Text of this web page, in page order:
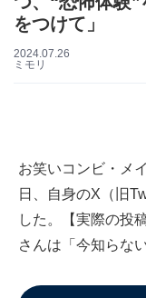
をつけて」
2024.07.26
ミモリ
お笑いコンビ・メ
日、自身のX（旧
した。【実際の投
さんは「今知らな